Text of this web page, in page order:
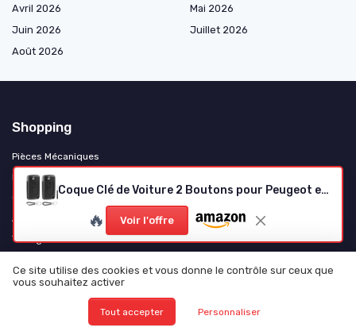
Coque Clé de Voiture 2 Boutons pour Peugeot et Citroën
🔥 Voir l'offre
Avril 2026
Mai 2026
Juin 2026
Juillet 2026
Août 2026
Shopping
Pièces Mécaniques
Électricité et Électronique
Consommables et Entretien
Accessoires et Gadgets
Tuning et Personnalisation
Camping-Cars et Vans Aménagés
Poids Lourds et Utilitaires
Véhicules Électriques
Ce site utilise des cookies et vous donne le contrôle sur ceux que
vous souhaitez activer
Tout accepter Personnaliser